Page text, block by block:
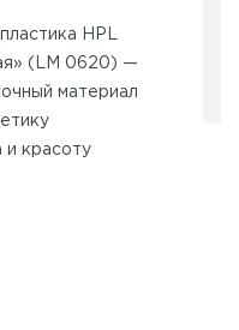
HPL
(LM 0620) —
материал
и красоту